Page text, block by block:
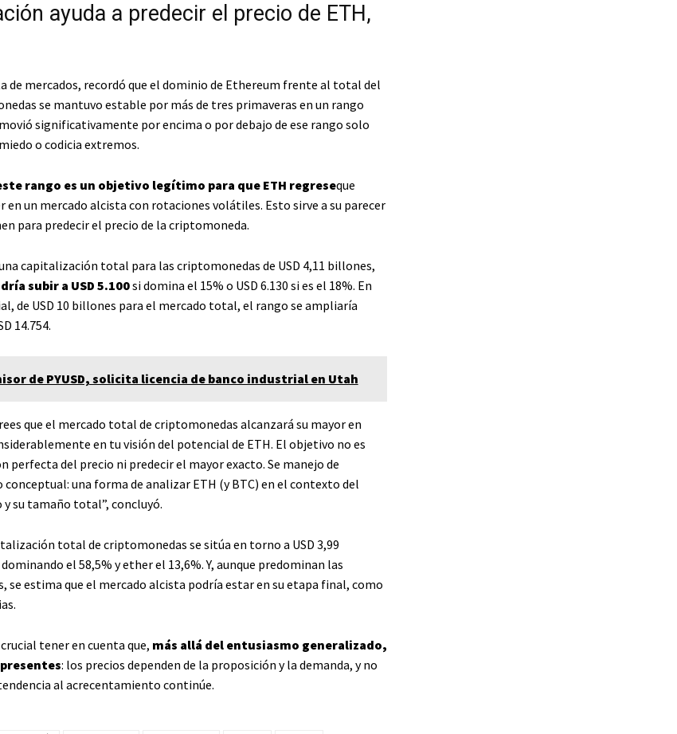
ayuda a predecir el precio de ETH,
de mercados, recordó que el dominio de Ethereum frente al total del
se mantuvo estable por más de tres primaveras en un rango
significativamente por encima o por debajo de ese rango solo
o codicia extremos.
rango es un objetivo legítimo para que ETH regreseque
en un mercado alcista con rotaciones volátiles. Esto sirve a su parecer
para predecir el precio de la criptomoneda.
capitalización total para las criptomonedas de USD 4,11 billones,
subir a USD 5.100si domina el 15% o USD 6.130 si es el 18%. En
de USD 10 billones para el mercado total, el rango se ampliaría
14.754.
de PYUSD, solicita licencia de banco industrial en Utah
que el mercado total de criptomonedas alcanzará su mayor en
en tu visión del potencial de ETH. El objetivo no es
perfecta del precio ni predecir el mayor exacto. Se manejo de
una forma de analizar ETH (y BTC) en el contexto del
su tamaño total”, concluyó.
total de criptomonedas se sitúa en torno a USD 3,99
el 58,5% y ether el 13,6%. Y, aunque predominan las
se estima que el mercado alcista podría estar en su etapa final, como
tener en cuenta que, más allá del entusiasmo generalizado,
: los precios dependen de la proposición y la demanda, y no
al acrecentamiento continúe.